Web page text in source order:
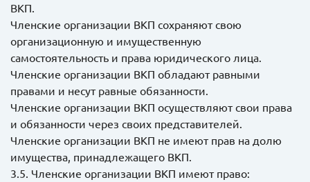
ВКП.
Членские организации ВКП сохраняют свою
организационную и имущественную
самостоятельность и права юридического лица.
Членские организации ВКП обладают равными
правами и несут равные обязанности.
Членские организации ВКП осуществляют свои права
и обязанности через своих представителей.
Членские организации ВКП не имеют прав на долю
имущества, принадлежащего ВКП.
3.5. Членские организации ВКП имеют право: